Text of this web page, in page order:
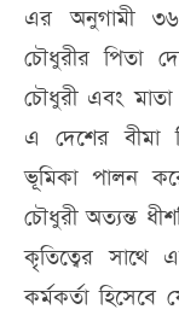
এর অনুগামী
চৌধুরীর পিতা
চৌধুরী এবং
এ দেশের বীমা
ভূমিকা পালন
চৌধুরী অত্যন্ত
কৃতিত্বের সাথে
কর্মকর্তা হিসেবে